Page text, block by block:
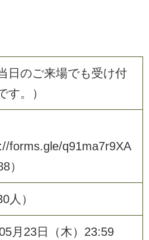
日のご来場でも受け付
す。）
forms.gle/q91ma7r9XA
）
人）
月23日（木）23:59